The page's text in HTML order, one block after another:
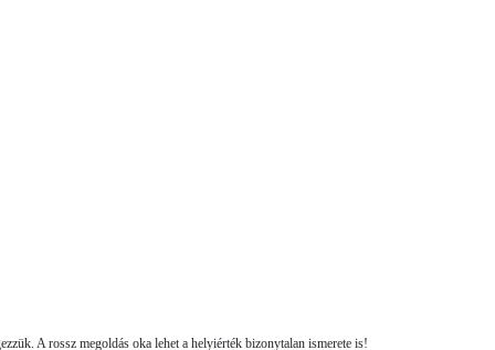
A rossz megoldás oka lehet a helyiérték bizonytalan ismerete is!